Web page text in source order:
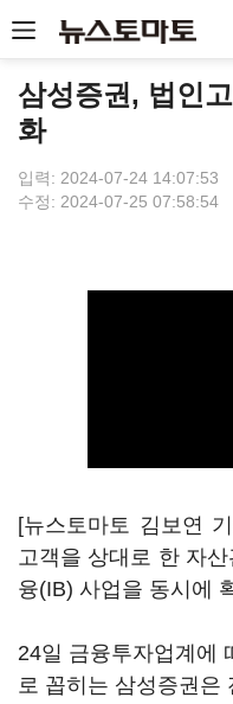
삼성증권, 법인
화
입력: 2024-07-24 14:07:53
수정: 2024-07-25 07:58:54
[뉴스토마토 김보연
고객을 상대로 한 자
융(IB) 사업을 동시에
24일 금융투자업계에
로 꼽히는 삼성증권은